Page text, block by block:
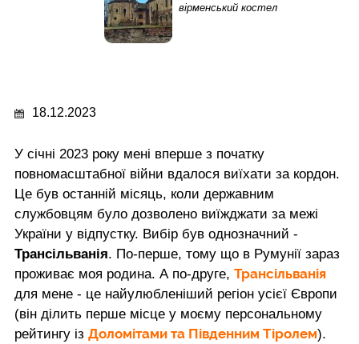
вірменський костел
18.12.2023
У січні 2023 року мені вперше з початку
повномасштабної війни вдалося виїхати за кордон.
Це був останній місяць, коли державним
службовцям було дозволено виїжджати за межі
України у відпустку. Вибір був однозначний -
Трансільванія. По-перше, тому що в Румунії зараз
проживає моя родина. А по-друге, Трансільванія
для мене - це найулюбленіший регіон усієї Європи
(він ділить перше місце у моєму персональному
рейтингу із Доломітами та Південним Тіролем).